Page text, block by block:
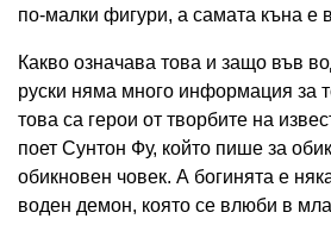
по-малки фигури, а самата къна е
Какво означава това и защо във
руски няма много информация за
това са герои от творбите на
поет Сунтон Фу, който пише за
обикновен човек. А богинята е
воден демон, която се влюби в